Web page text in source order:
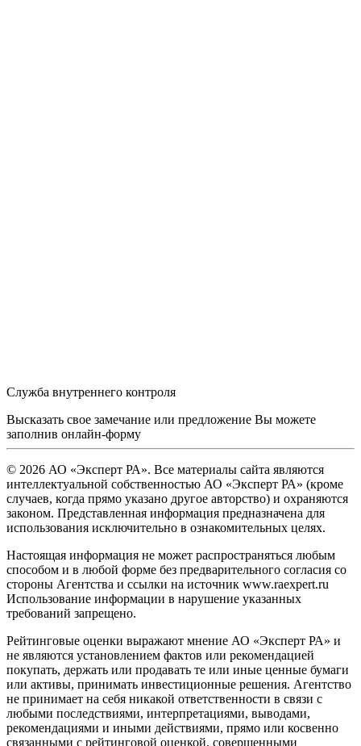
Служба внутреннего контроля
Высказать свое замечание или предложение Вы можете
заполнив онлайн-форму
© 2026 АО «Эксперт РА». Все материалы сайта являются
интеллектуальной собственностью АО «Эксперт РА» (кроме
случаев, когда прямо указано другое авторство) и охраняются
законом. Представленная информация предназначена для
использования исключительно в ознакомительных целях.
Настоящая информация не может распространяться любым
способом и в любой форме без предварительного согласия со
стороны Агентства и ссылки на источник www.raexpert.ru
Использование информации в нарушение указанных
требований запрещено.
Рейтинговые оценки выражают мнение АО «Эксперт РА» и
не являются установлением фактов или рекомендацией
покупать, держать или продавать те или иные ценные бумаги
или активы, принимать инвестиционные решения. Агентство
не принимает на себя никакой ответственности в связи с
любыми последствиями, интерпретациями, выводами,
рекомендациями и иными действиями, прямо или косвенно
связанными с рейтинговой оценкой, совершенными